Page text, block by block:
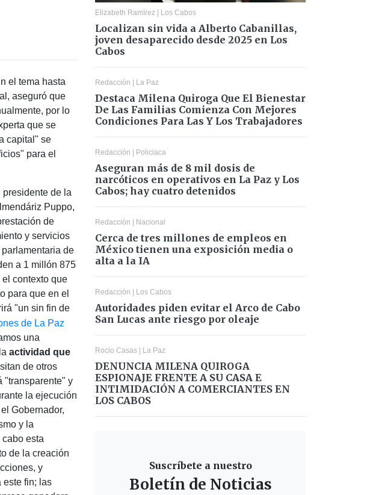
el tema hasta
aseguró que
por lo
que se
capital" se
para el
de la
Puppo,
de
y servicios
de
a 1 millón 875
contexto que
para que en el
"un sin fin de
una
actividad que
de otros
"transparente" y
la ejecución
Gobernador,
y la
esta
de la creación
y
este fin; las
Elizabeth Ramírez | Los Cabos
Localizan sin vida a Alberto Cabanillas,
joven desaparecido desde 2025 en Los
Cabos
Redacción | La Paz
Destaca Milena Quiroga Que El Bienestar
De Las Familias Comienza Con Mejores
Condiciones Para Las Y Los Trabajadores
Redacción | Policiaca
Aseguran más de 8 mil dosis de
narcóticos en operativos en La Paz y Los
Cabos; hay cuatro detenidos
Redacción | Nacional
Cerca de tres millones de empleos en
México tienen una exposición media o
alta a la IA
Redacción | Los Cabos
Autoridades piden evitar el Arco de Cabo
San Lucas ante riesgo por oleaje
Rocio Casas | La Paz
DENUNCIA MILENA QUIROGA
ESPIONAJE FRENTE A SU CASA E
INTIMIDACIÓN A COMERCIANTES EN
LOS CABOS
Suscríbete a nuestro
Boletín de Noticias